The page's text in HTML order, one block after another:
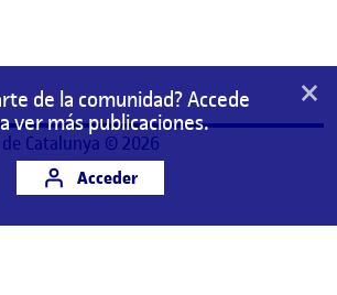
de la comunidad? Accede
ver más publicaciones.
Acceder
×
Catalunya © 2026